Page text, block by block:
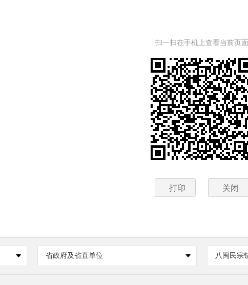
扫一扫在手机上查看当前页面
打印 关闭
省政府及省直单位 八闽民宗